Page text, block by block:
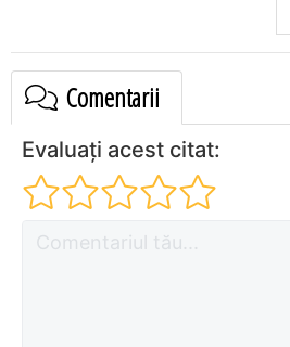
Comentarii
Evaluați acest citat: